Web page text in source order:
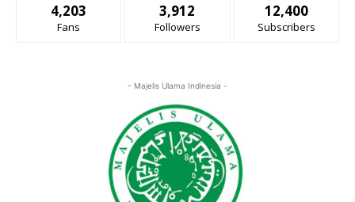
4,203
Fans
3,912
Followers
12,400
Subscribers
- Majelis Ulama Indinesia -